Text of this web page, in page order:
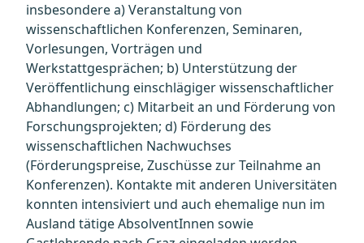
insbesondere a) Veranstaltung von
wissenschaftlichen Konferenzen, Seminaren,
Vorlesungen, Vorträgen und
Werkstattgesprächen; b) Unterstützung der
Veröffentlichung einschlägiger wissenschaftlicher
Abhandlungen; c) Mitarbeit an und Förderung von
Forschungsprojekten; d) Förderung des
wissenschaftlichen Nachwuchses
(Förderungspreise, Zuschüsse zur Teilnahme an
Konferenzen). Kontakte mit anderen Universitäten
konnten intensiviert und auch ehemalige nun im
Ausland tätige AbsolventInnen sowie